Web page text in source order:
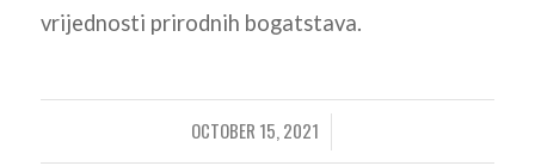
vrijednosti prirodnih bogatstava.
OCTOBER 15, 2021
/